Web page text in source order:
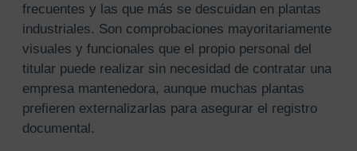
frecuentes y las que más se descuidan en plantas
industriales. Son comprobaciones mayoritariamente
visuales y funcionales que el propio personal del
titular puede realizar sin necesidad de contratar una
empresa mantenedora, aunque muchas plantas
prefieren externalizarlas para asegurar el registro
documental.